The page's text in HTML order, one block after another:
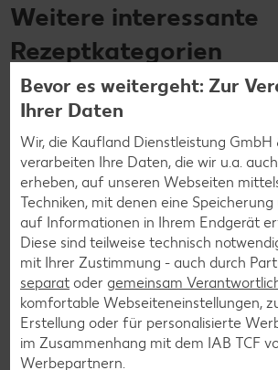
Weitere interessante
Rezeptkategorien
Burger-Rezepte
Pizza-Rezepte
Pasta-Rezepte
Sushi-Rezepte
Raclette-Rezepte
Flammkuchen-Rezepte
Frühstücksrezepte
Bevor es weitergeht: Zur
Ihrer Daten
Wir, die Kaufland Dienstleistung GmbH
verarbeiten Ihre Daten, die wir u.a.
erheben, auf unseren Webseiten
Techniken, mit denen eine
auf Informationen in Ihrem Endgerät
Diese sind teilweise technisch
mit Ihrer Zustimmung - auch durch
separat oder gemeinsam
komfortable Webseiteneinstellungen,
Erstellung oder für personalisierte
im Zusammenhang mit dem IAB TCF
Werbepartnern.